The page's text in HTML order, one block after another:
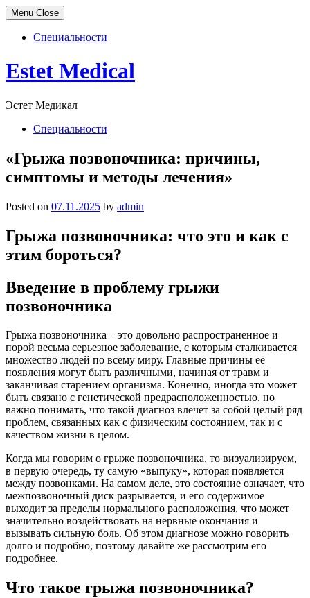
Menu Close
Специальности
Skip
to
Estet Medical
Эстет Медикал
Специальности
«Грыжа позвоночника: причины,
симптомы и методы лечения»
Posted on 07.11.2025 by admin
Грыжа позвоночника: что это и как с
этим бороться?
Введение в проблему грыжи
позвоночника
Грыжа позвоночника – это довольно распространенное и
порой весьма серьезное заболевание, с которым сталкивается
множество людей по всему миру. Главные причины её
появления могут быть различными, начиная от травм и
заканчивая старением организма. Конечно, иногда это может
быть связано с генетической предрасположенностью, но
важно понимать, что такой диагноз влечет за собой целый ряд
проблем, связанных как с физическим состоянием, так и с
качеством жизни в целом.
Когда мы говорим о грыже позвоночника, то визуализируем,
в первую очередь, ту самую «выпуку», которая появляется
между позвонками. На самом деле, это состояние означает, что
межпозвоночный диск разрывается, и его содержимое
выходит за пределы нормального расположения, что может
значительно воздействовать на нервные окончания и
вызывать сильную боль. Об этом диагнозе можно говорить
долго и подробно, поэтому давайте же рассмотрим его
подробнее.
Что такое грыжа позвоночника?